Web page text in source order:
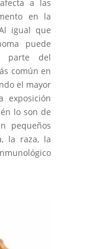
a las
en la
igual que
puede
parte del
común en
el mayor
exposición
lo son de
pequeños
la raza, la